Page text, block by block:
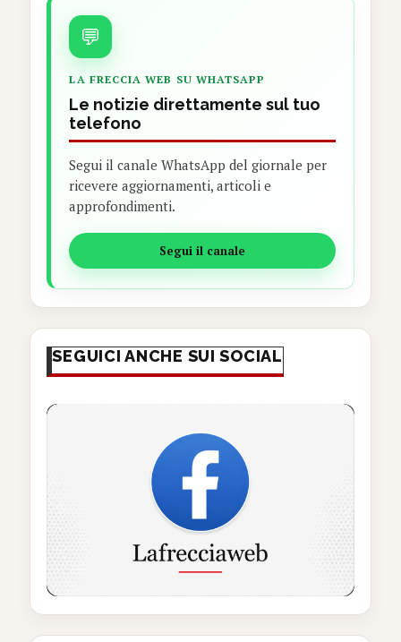
💬
LA FRECCIA WEB SU WHATSAPP
Le notizie direttamente sul tuo
telefono
Segui il canale WhatsApp del giornale per
ricevere aggiornamenti, articoli e
approfondimenti.
Segui il canale
SEGUICI ANCHE SUI SOCIAL